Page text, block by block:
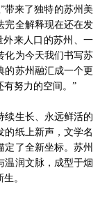
带来了独特的苏州美
完全解释现在还在发
外来人口的苏州、一
化为今天我们书写苏
的苏州融汇成一个更
有努力的空间。”
续生长、永远鲜活的
的纸上新声，文学名
了全新坐标。苏州
温润文脉，成型于烟
。